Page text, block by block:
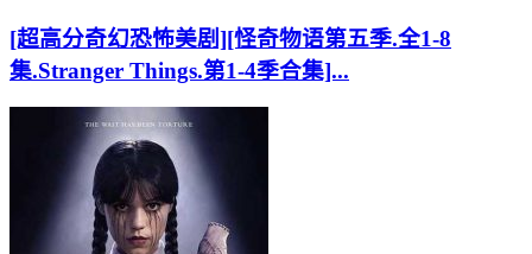
[超高分奇幻恐怖美剧][怪奇物语第五季.全1-8
集.Stranger Things.第1-4季合集]...